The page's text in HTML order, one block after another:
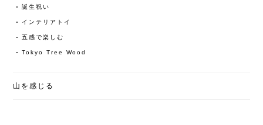
誕生祝い
インテリアトイ
五感で楽しむ
Tokyo Tree Wood
山を感じる